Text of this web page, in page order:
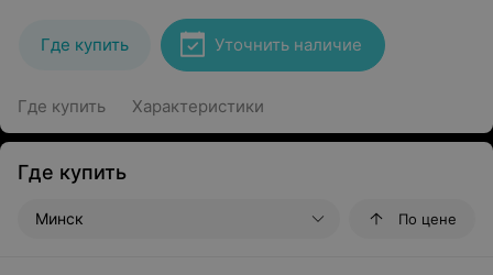
Где купить Уточнить наличие
Где купить Характеристики
Где купить
Минск По цене